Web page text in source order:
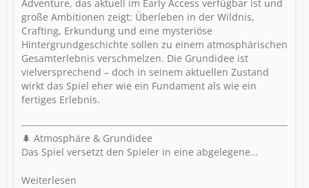
Adventure, das aktuell im Early Access verfügbar ist und
große Ambitionen zeigt: Überleben in der Wildnis,
Crafting, Erkundung und eine mysteriöse
Hintergrundgeschichte sollen zu einem atmosphärischen
Gesamterlebnis verschmelzen. Die Grundidee ist
vielversprechend – doch in seinem aktuellen Zustand
wirkt das Spiel eher wie ein Fundament als wie ein
fertiges Erlebnis.
🌲 Atmosphäre & Grundidee
Das Spiel versetzt den Spieler in eine abgelegene…
Weiterlesen